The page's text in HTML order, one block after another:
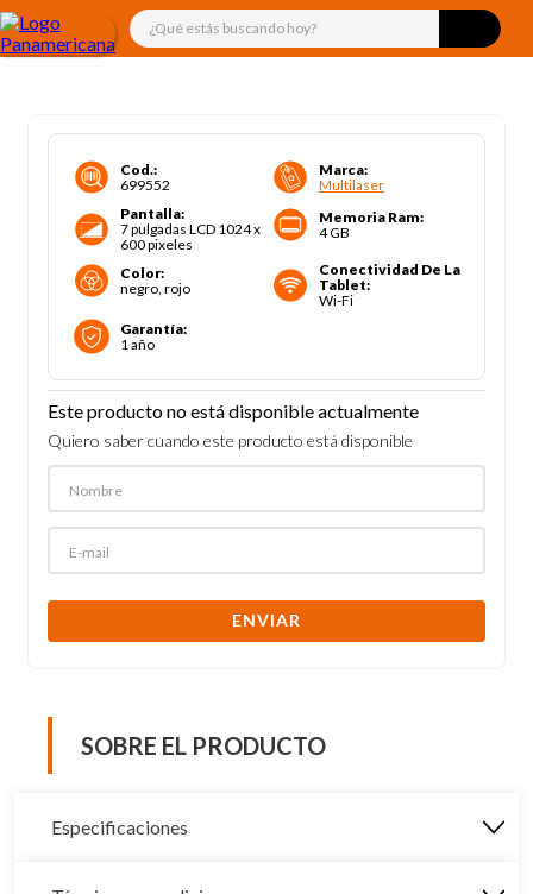
¿Qué estás buscando hoy?
Cod.:
699552
Marca:
Multilaser
Pantalla:
7 pulgadas LCD 1024 x
600 pixeles
Memoria Ram:
4 GB
Color:
negro, rojo
Conectividad De La
Tablet:
Wi-Fi
Garantía:
1 año
Este producto no está disponible actualmente
Quiero saber cuando este producto está disponible
ENVIAR
SOBRE EL PRODUCTO
Especificaciones